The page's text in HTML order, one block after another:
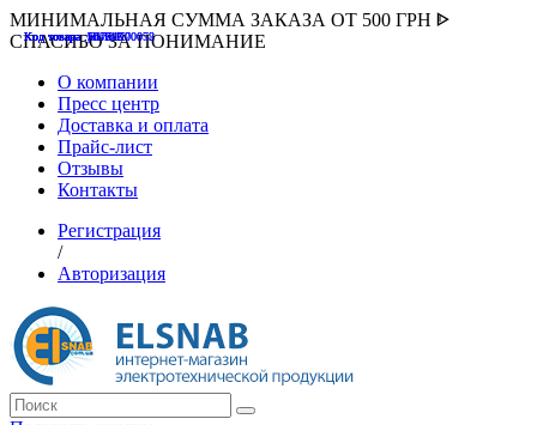
МИНИМАЛЬНАЯ СУММА ЗАКАЗА ОТ 500 ГРН ᐈ
СПАСИБО ЗА ПОНИМАНИЕ
О компании
Пресс центр
Доставка и оплата
Прайс-лист
Отзывы
Контакты
Регистрация
/
Авторизация
Код товара :507000
Код товара :HUK-K00058
Код товара :Т075177
Код товара :pnsv12
Код товара :HUK-K00072